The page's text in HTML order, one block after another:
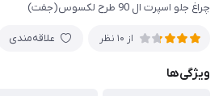
چراغ جلو اسپرت ال 90 طرح لکسوس(جفت)
از 10 نظر علاقه‌مندی
ویژگی‌ها